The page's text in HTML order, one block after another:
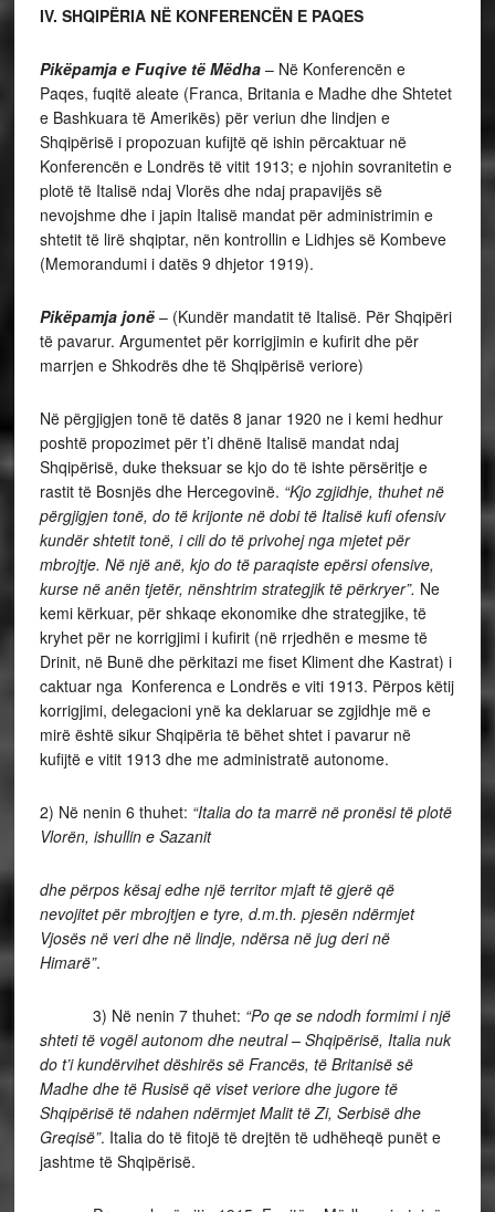
IV. SHQIPËRIA NË KONFERENCËN E PAQES
Pikëpamja e Fuqive të Mëdha– Në Konferencën e
Paqes, fuqitë aleate (Franca, Britania e Madhe dhe Shtetet
e Bashkuara të Amerikës) për veriun dhe lindjen e
Shqipërisë i propozuan kufijtë që ishin përcaktuar në
Konferencën e Londrës të vitit 1913; e njohin sovranitetin e
plotë të Italisë ndaj Vlorës dhe ndaj prapavijës së
nevojshme dhe i japin Italisë mandat për administrimin e
shtetit të lirë shqiptar, nën kontrollin e Lidhjes së Kombeve
(Memorandumi i datës 9 dhjetor 1919).
Pikëpamja jonë– (Kundër mandatit të Italisë. Për Shqipëri
të pavarur. Argumentet për korrigjimin e kufirit dhe për
marrjen e Shkodrës dhe të Shqipërisë veriore)
Në përgjigjen tonë të datës 8 janar 1920 ne i kemi hedhur
poshtë propozimet për t’i dhënë Italisë mandat ndaj
Shqipërisë, duke theksuar se kjo do të ishte përsëritje e
rastit të Bosnjës dhe Hercegovinë. “Kjo zgjidhje, thuhet në
përgjigjen tonë, do të krijonte në dobi të Italisë kufi ofensiv
kundër shtetit tonë, i cili do të privohej nga mjetet për
mbrojtje. Në një anë, kjo do të paraqiste epërsi ofensive,
kurse në anën tjetër, nënshtrim strategjik të përkryer”. Ne
kemi kërkuar, për shkaqe ekonomike dhe strategjike, të
kryhet për ne korrigjimi i kufirit (në rrjedhën e mesme të
Drinit, në Bunë dhe përkitazi me fiset Kliment dhe Kastrat) i
caktuar nga Konferenca e Londrës e viti 1913. Përpos këtij
korrigjimi, delegacioni ynë ka deklaruar se zgjidhje më e
mirë është sikur Shqipëria të bëhet shtet i pavarur në
kufijtë e vitit 1913 dhe me administratë autonome.
2) Në nenin 6 thuhet: “Italia do ta marrë në pronësi të plotë
Vlorën, ishullin e Sazanit
dhe përpos kësaj edhe një territor mjaft të gjerë që
nevojitet për mbrojtjen e tyre, d.m.th. pjesën ndërmjet
Vjosës në veri dhe në lindje, ndërsa në jug deri në
Himarë”.
3) Në nenin 7 thuhet: “Po qe se ndodh formimi i një
shteti të vogël autonom dhe neutral – Shqipërisë, Italia nuk
do t’i kundërvihet dëshirës së Francës, të Britanisë së
Madhe dhe të Rusisë që viset veriore dhe jugore të
Shqipërisë të ndahen ndërmjet Malit të Zi, Serbisë dhe
Greqisë”. Italia do të fitojë të drejtën të udhëheqë punët e
jashtme të Shqipërisë.